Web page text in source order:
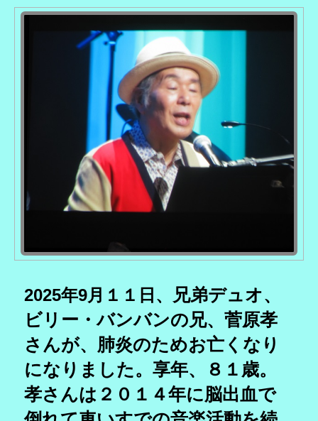
2025年9月１１日、
兄弟デュオ、
ビリー・バンバンの兄、菅原孝
さんが、肺炎のためお亡くなり
になりました。享年、８１歳。
孝さんは２０１４年に脳出血で